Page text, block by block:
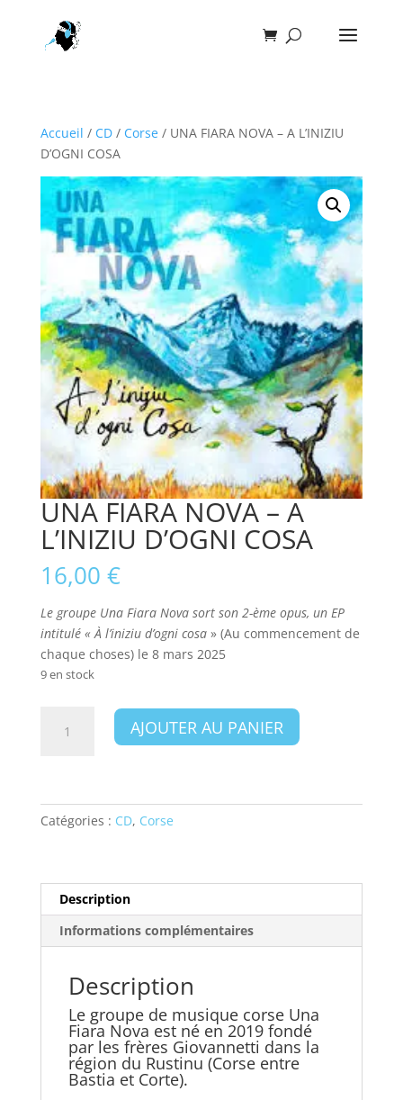
Accueil / CD/ Corse/ UNA FIARA NOVA – A L’INIZIU
D’OGNI COSA
UNA FIARA NOVA – A
L’INIZIU D’OGNI COSA
16,00 €
Le groupe Una Fiara Nova sort son 2-ème opus, un EP
intitulé « À l’iniziu d’ogni cosa» (Au commencement de
chaque choses) le 8 mars 2025
9 en stock
-
D'OGNI
COSA
AJOUTER AU PANIER
Catégories : CD, Corse
Description
Informations complémentaires
Description
Le groupe de musique corse Una
Fiara Nova est né en 2019 fondé
par les frères Giovannetti dans la
région du Rustinu (Corse entre
Bastia et Corte).